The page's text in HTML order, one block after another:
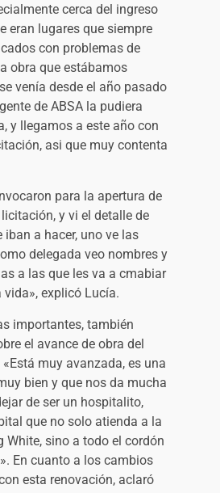
cerca del ingreso
eran lugares que siempre
con problemas de
obra que estábamos
venía desde el año pasado
de ABSA la pudiera
y llegamos a este año con
asi que muy contenta
para la apertura de
y vi el detalle de
iban a hacer, uno ve las
delegada veo nombres y
a las que les va a cmabiar
explicó Lucía.
importantes, también
el avance de obra del
muy avanzada, es una
bien y que nos da mucha
de ser un hospitalito,
que no solo atienda a la
White, sino a todo el cordón
En cuanto a los cambios
esta renovación, aclaró